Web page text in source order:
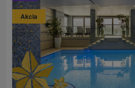
Akcia